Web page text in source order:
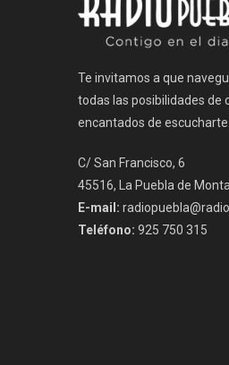
Te invitamos a que
todas las posibilidades de
encantados de escucharte.
C/ San Francisco, 6
45516, La Puebla de
E-mail:
Teléfono: 925 750 315